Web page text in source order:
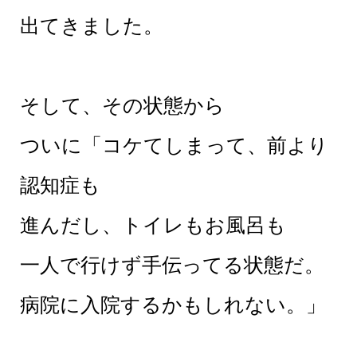
出てきました。
そして、その状態から
ついに「コケてしまって、前より
認知症も
進んだし、トイレもお風呂も
一人で行けず手伝ってる状態だ。
病院に入院するかもしれない。」